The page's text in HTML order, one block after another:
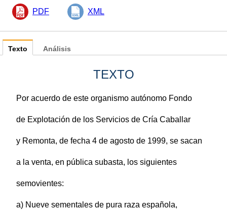
PDF XML
Texto
TEXTO
Por acuerdo de este organismo autónomo Fondo
de Explotación de los Servicios de Cría Caballar
y Remonta, de fecha 4 de agosto de 1999, se sacan
a la venta, en pública subasta, los siguientes
semovientes:
a) Nueve sementales de pura raza española,
Análisis